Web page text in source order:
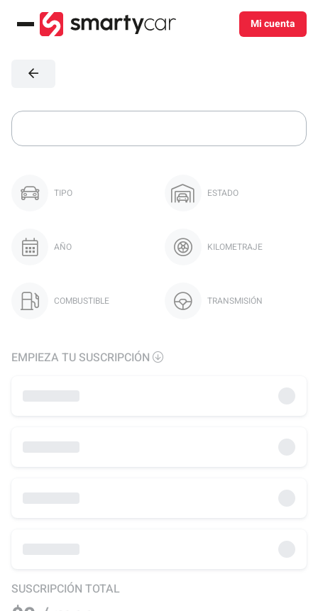
Menú Mi cuenta
TIPO ESTADO
AÑO KILOMETRAJE
COMBUSTIBLE TRANSMISIÓN
EMPIEZA TU SUSCRIPCIÓN
SUSCRIPCIÓN TOTAL